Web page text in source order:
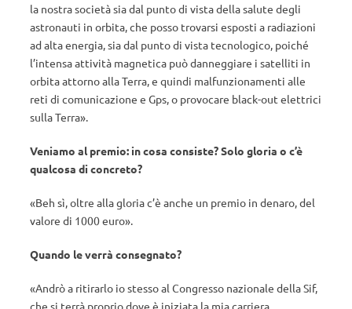
la nostra società sia dal punto di vista della salute degli
astronauti in orbita, che posso trovarsi esposti a radiazioni
ad alta energia, sia dal punto di vista tecnologico, poiché
l’intensa attività magnetica può danneggiare i satelliti in
orbita attorno alla Terra, e quindi malfunzionamenti alle
reti di comunicazione e Gps, o provocare black-out elettrici
sulla Terra».
Veniamo al premio: in cosa consiste? Solo gloria o c’è
qualcosa di concreto?
«Beh sì, oltre alla gloria c’è anche un premio in denaro, del
valore di 1000 euro».
Quando le verrà consegnato?
«Andrò a ritirarlo io stesso al Congresso nazionale della Sif,
che si terrà proprio dove è iniziata la mia carriera